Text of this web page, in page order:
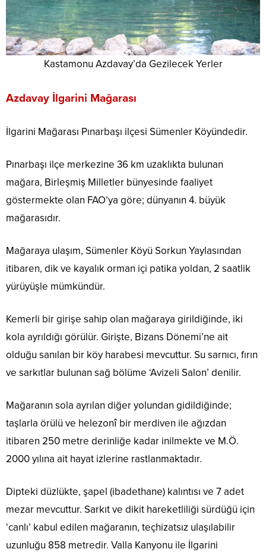
Kastamonu Azdavay’da Gezilecek Yerler
Azdavay İlgarini Mağarası
İlgarini Mağarası Pınarbaşı ilçesi Sümenler Köyündedir.
Pınarbaşı ilçe merkezine 36 km uzaklıkta bulunan
mağara, Birleşmiş Milletler bünyesinde faaliyet
göstermekte olan FAO’ya göre; dünyanın 4. büyük
mağarasıdır.
Mağaraya ulaşım, Sümenler Köyü Sorkun Yaylasından
itibaren, dik ve kayalık orman içi patika yoldan, 2 saatlik
yürüyüşle mümkündür.
Kemerli bir girişe sahip olan mağaraya girildiğinde, iki
kola ayrıldığı görülür. Girişte, Bizans Dönemi’ne ait
olduğu sanılan bir köy harabesi mevcuttur. Su sarnıcı, fırın
ve sarkıtlar bulunan sağ bölüme ‘Avizeli Salon’ denilir.
Mağaranın sola ayrılan diğer yolundan gidildiğinde;
taşlarla örülü ve helezonî bir merdiven ile ağızdan
itibaren 250 metre derinliğe kadar inilmekte ve M.Ö.
2000 yılına ait hayat izlerine rastlanmaktadır.
Dipteki düzlükte, şapel (ibadethane) kalıntısı ve 7 adet
mezar mevcuttur. Sarkıt ve dikit hareketliliği sürdüğü için
‘canlı’ kabul edilen mağaranın, teçhizatsız ulaşılabilir
uzunluğu 858 metredir. Valla Kanyonu ile İlgarini